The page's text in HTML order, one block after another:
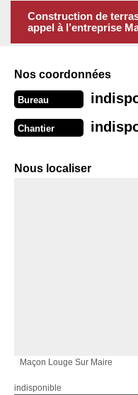
Construction de
appel à l’entreprise
Nos coordonnées
Bureau
Chantier
Nous localiser
Maçon Louge Sur Maire
indisponible